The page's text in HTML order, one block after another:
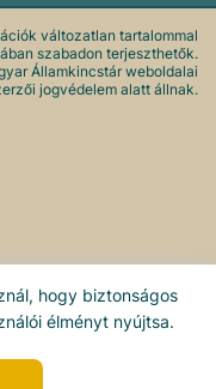
hogy biztonságos
élményt nyújtsa.
változatlan tartalommal
szabadon terjeszthetők.
Államkincstár weboldalai
jogvédelem alatt állnak.